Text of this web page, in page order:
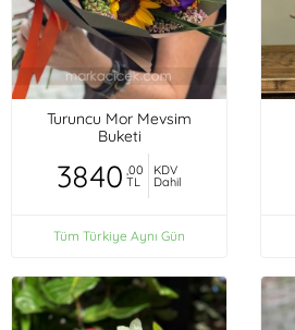
Turuncu Mor Mevsim
Buketi
3840 ,00
TL
KDV
Dahil
Tüm Türkiye Aynı Gün